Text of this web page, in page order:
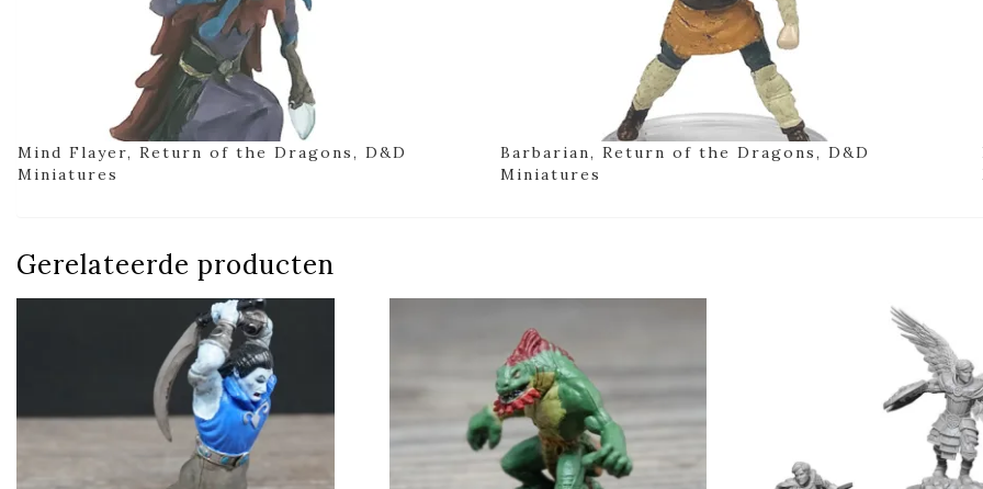
Mind Flayer, Return of the Dragons, D&D
Miniatures
Barbarian, Return of the Dragons, D&D
Miniatures
Gerelateerde producten